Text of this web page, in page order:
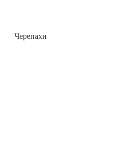
Черепахи